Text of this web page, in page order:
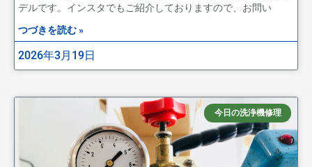
デルです。インスタでもご紹介しておりますので、お問い
つづきを読む »
2026年3月19日
今日の洗浄機修理